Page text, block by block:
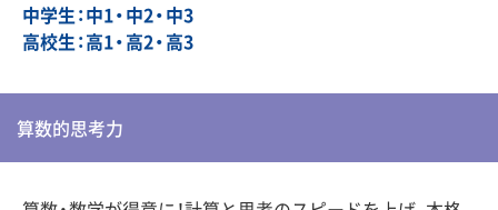
中学生：中1・中2・中3
高校生：高1・高2・高3
算数的思考力